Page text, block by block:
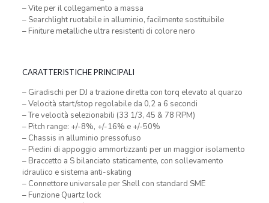
– Vite per il collegamento a massa
– Searchlight ruotabile in alluminio, facilmente sostituibile
– Finiture metalliche ultra resistenti di colore nero
CARATTERISTICHE PRINCIPALI
– Giradischi per DJ a trazione diretta con torq elevato al quarzo
– Velocità start/stop regolabile da 0,2 a 6 secondi
– Tre velocità selezionabili (33 1/3, 45 & 78 RPM)
– Pitch range: +/-8%, +/-16% e +/-50%
– Chassis in alluminio pressofuso
– Piedini di appoggio ammortizzanti per un maggior isolamento
– Braccetto a S bilanciato staticamente, con sollevamento
idraulico e sistema anti-skating
– Connettore universale per Shell con standard SME
– Funzione Quartz lock